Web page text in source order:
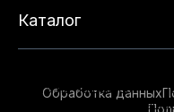
Каталог
Обработка данных
опыта на нашем сайте.
данный сайт, вы